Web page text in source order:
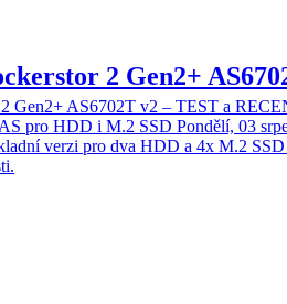
2 Gen2+
Gen2+ AS6702T v2 – TEST a
pro HDD i M.2 SSD Pondělí, 03
verzi pro dva HDD a 4x M.2